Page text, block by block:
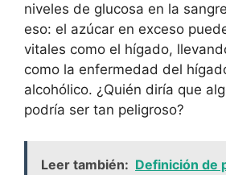
niveles de glucosa en la
eso: el azúcar en exceso
vitales como el hígado,
como la enfermedad del
alcohólico. ¿Quién diría que
podría ser tan peligroso?
Leer también: Definición de